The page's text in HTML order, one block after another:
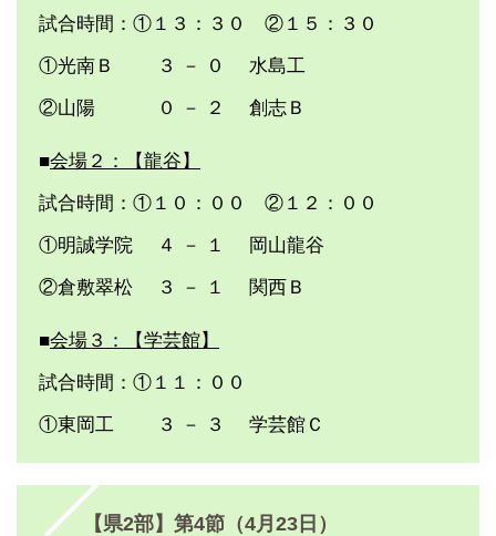
試合時間：①１３：３０ ②１５：３０
①光南Ｂ ３ － ０ 水島工
②山陽 ０ － ２ 創志Ｂ
■会場２：【龍谷】
試合時間：①１０：００ ②１２：００
①明誠学院 ４ － １ 岡山龍谷
②倉敷翠松 ３ － １ 関西Ｂ
■会場３：【学芸館】
試合時間：①１１：００
①東岡工 ３ － ３ 学芸館Ｃ
【県2部】第4節（4月23日）